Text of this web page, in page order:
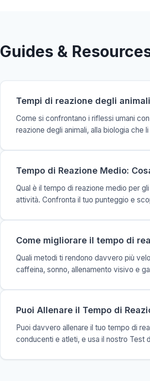
Guides &
Tempi di reazione degli
Come si confrontano i riflessi umani
reazione degli animali, alla biologia
Tempo di Reazione Medio:
Qual è il tempo di reazione medio per
attività. Confronta il tuo punteggio e
Come migliorare il tempo di
Quali metodi ti rendono davvero più
caffeina, sonno, allenamento visivo e
Puoi Allenare il Tempo di
Puoi davvero allenare il tuo tempo di
conducenti e atleti, e usa il nostro Test